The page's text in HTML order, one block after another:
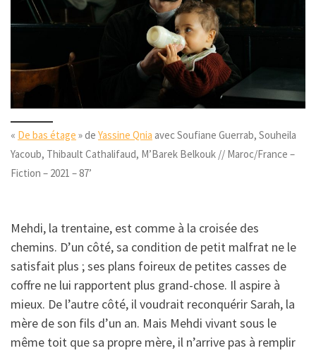
« De bas étage » de Yassine Qnia avec Soufiane Guerrab, Souheila
Yacoub, Thibault Cathalifaud, M’Barek Belkouk // Maroc/France –
Fiction – 2021 – 87’
Mehdi, la trentaine, est comme à la croisée des
chemins. D’un côté, sa condition de petit malfrat ne le
satisfait plus ; ses plans foireux de petites casses de
coffre ne lui rapportent plus grand-chose. Il aspire à
mieux. De l’autre côté, il voudrait reconquérir Sarah, la
mère de son fils d’un an. Mais Mehdi vivant sous le
même toit que sa propre mère, il n’arrive pas à remplir